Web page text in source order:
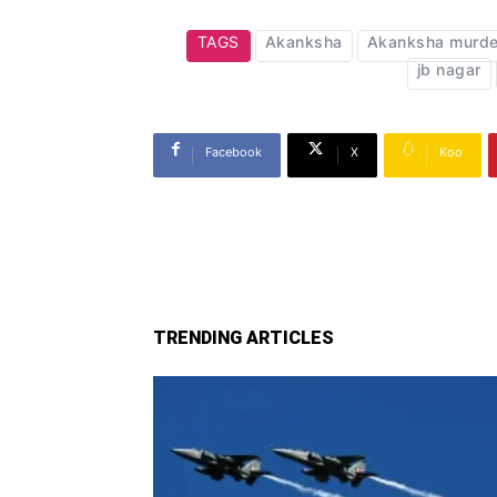
TAGS Akanksha
Akanksha
jb nagar
Facebook X Koo
TRENDING ARTICLES